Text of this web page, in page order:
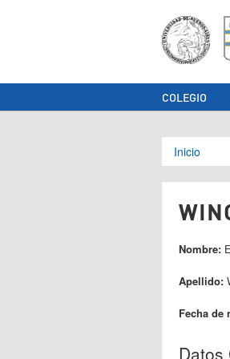
COLEGIO
Se
Inicio
Nombre:
Apellido:
Fecha de
Datos